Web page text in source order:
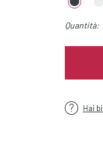
Quantità:
Hai